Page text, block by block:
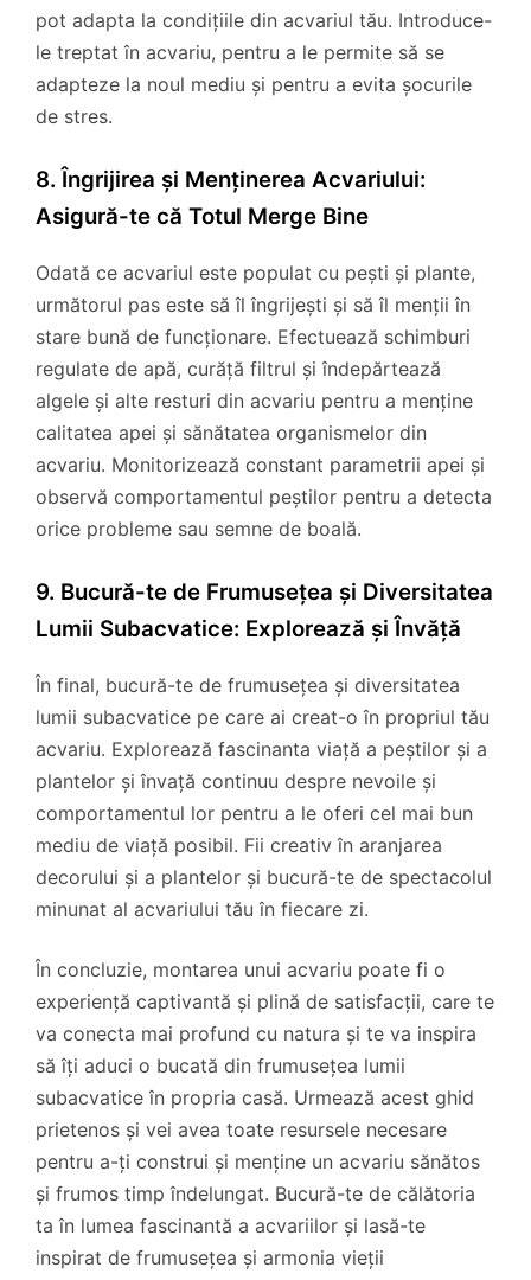
pot adapta la condițiile din acvariul tău. Introduce-
le treptat în acvariu, pentru a le permite să se
adapteze la noul mediu și pentru a evita șocurile
de stres.
8. Îngrijirea și Menținerea Acvariului:
Asigură-te că Totul Merge Bine
Odată ce acvariul este populat cu pești și plante,
următorul pas este să îl îngrijești și să îl menții în
stare bună de funcționare. Efectuează schimburi
regulate de apă, curăță filtrul și îndepărtează
algele și alte resturi din acvariu pentru a menține
calitatea apei și sănătatea organismelor din
acvariu. Monitorizează constant parametrii apei și
observă comportamentul peștilor pentru a detecta
orice probleme sau semne de boală.
9. Bucură-te de Frumusețea și Diversitatea
Lumii Subacvatice: Explorează și Învăță
În final, bucură-te de frumusețea și diversitatea
lumii subacvatice pe care ai creat-o în propriul tău
acvariu. Explorează fascinanta viață a peștilor și a
plantelor și învață continuu despre nevoile și
comportamentul lor pentru a le oferi cel mai bun
mediu de viață posibil. Fii creativ în aranjarea
decorului și a plantelor și bucură-te de spectacolul
minunat al acvariului tău în fiecare zi.
În concluzie, montarea unui acvariu poate fi o
experiență captivantă și plină de satisfacții, care te
va conecta mai profund cu natura și te va inspira
să îți aduci o bucată din frumusețea lumii
subacvatice în propria casă. Urmează acest ghid
prietenos și vei avea toate resursele necesare
pentru a-ți construi și menține un acvariu sănătos
și frumos timp îndelungat. Bucură-te de călătoria
ta în lumea fascinantă a acvariilor și lasă-te
inspirat de frumusețea și armonia vieții